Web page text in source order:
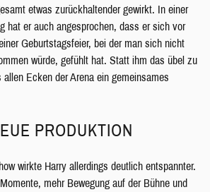
etwas zurückhaltender gewirkt. In einer
hat er auch angesprochen, dass er sich vor
Geburtstagsfeier, bei der man sich nicht
würde, gefühlt hat. Statt ihm das übel zu
allen Ecken der Arena ein gemeinsames
PRODUKTION
wirkte Harry allerdings deutlich entspannter.
mehr Bewegung auf der Bühne und